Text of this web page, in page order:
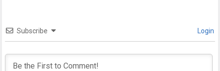
Subscribe Login